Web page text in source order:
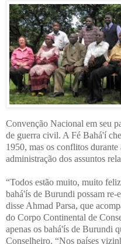
Convenção Nacional em seu
de guerra civil. A Fé Bahá'í
1950, mas os conflitos durante
administração dos assuntos
“Todos estão muito, muito
bahá'ís de Burundi possam re-
disse Ahmad Parsa, que
do Corpo Continental de
apenas os bahá'ís de Burundi
Conselheiro. “Nos países